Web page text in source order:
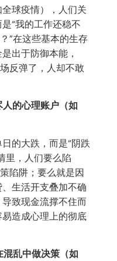
球疫情），人们关
“我的工作还稳不
”在这些基本的生存
出于防御本能，
反弹了，人却不敢
的心理账户（如
的大跌，而是“阴跌
里，人们要么陷
陷阱；要么就是因
生活开支叠加不确
致现金流撑不住而
造成心理上的彻底
乱中做决策（如